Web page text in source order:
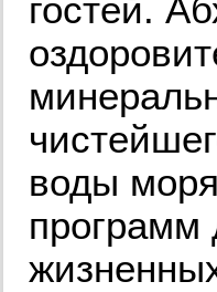
гостей.
воды
программ